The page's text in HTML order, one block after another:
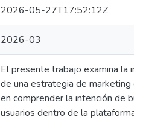
2026-05-27T17:52:12Z
2026-03
El presente trabajo examina la
de una estrategia de marketing
en comprender la intención de
usuarios dentro de la plataforma